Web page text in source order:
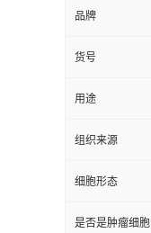
品牌
货号
用途
组织来源
细胞形态
是否是肿瘤细胞